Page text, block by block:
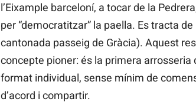
l’Eixample barceloní, a tocar de la
per “democratitzar” la paella. Es tracta de
cantonada passeig de Gràcia). Aquest
concepte pioner: és la primera
format individual, sense mínim de
d’acord i compartir.